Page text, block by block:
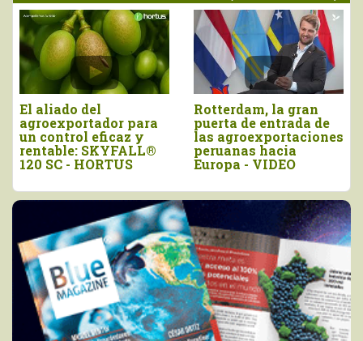
El aliado del
agroexportador para
un control eficaz y
rentable: SKYFALL®
120 SC - HORTUS
Rotterdam, la gran
puerta de entrada de
las agroexportaciones
peruanas hacia
Europa - VIDEO